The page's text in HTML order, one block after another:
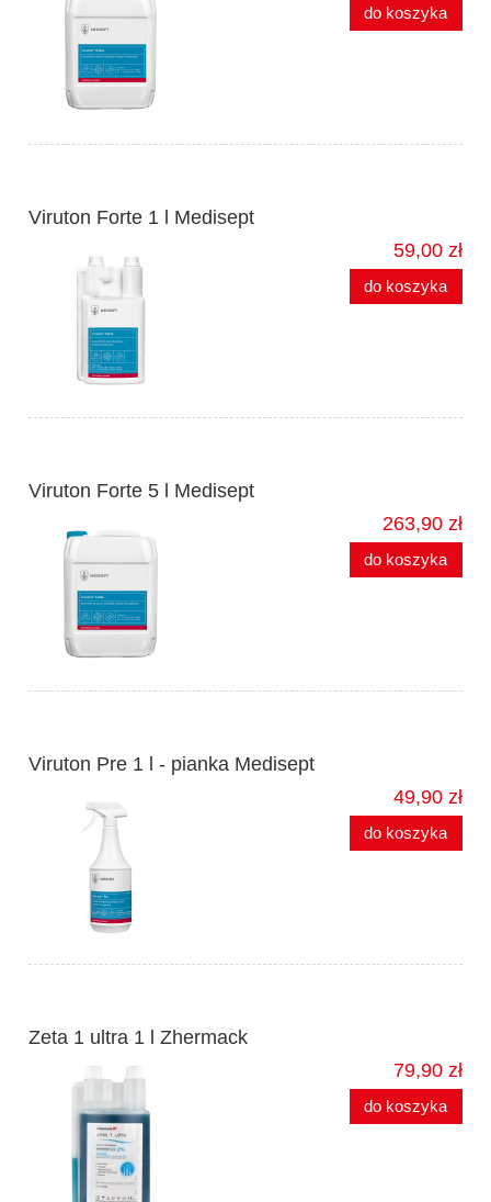
do koszyka
Viruton Forte 1 l Medisept
59,00 zł
do koszyka
Viruton Forte 5 l Medisept
263,90 zł
do koszyka
Viruton Pre 1 l - pianka Medisept
49,90 zł
do koszyka
Zeta 1 ultra 1 l Zhermack
79,90 zł
do koszyka